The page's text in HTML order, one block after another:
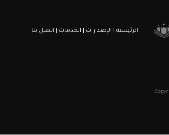
الرئيسية الإصدارات الخدمات اتصل بنا